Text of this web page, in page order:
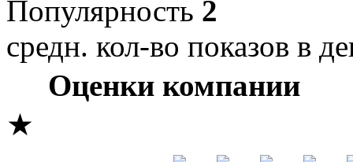
Популярность 2
средн. кол-во показов в
Оценки компании
★